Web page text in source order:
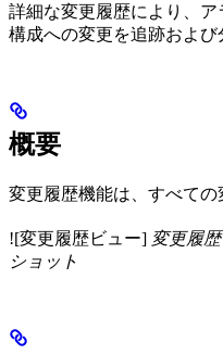
詳細な変更履歴により、
構成への変更を追跡および
概要
変更履歴機能は、すべての
![変更履歴ビュー] 変更履
ショット